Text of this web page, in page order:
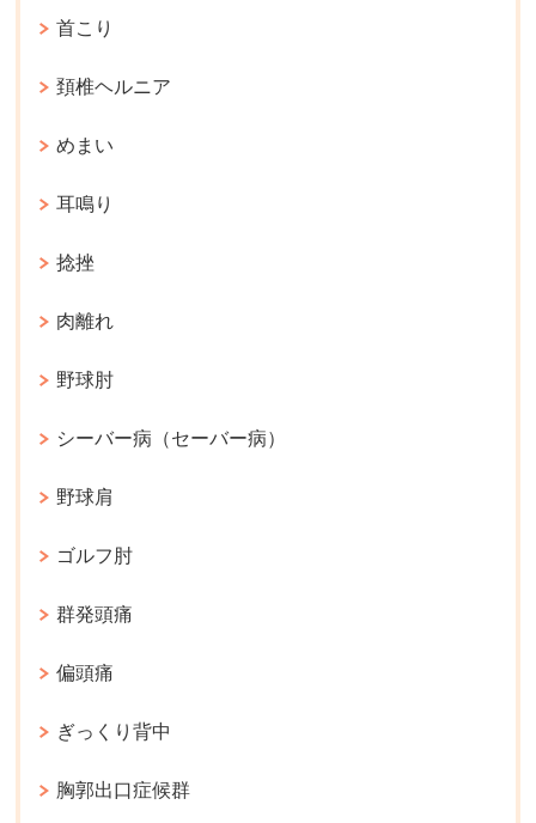
首こり
頚椎ヘルニア
めまい
耳鳴り
捻挫
肉離れ
野球肘
シーバー病（セーバー病）
野球肩
ゴルフ肘
群発頭痛
偏頭痛
ぎっくり背中
胸郭出口症候群